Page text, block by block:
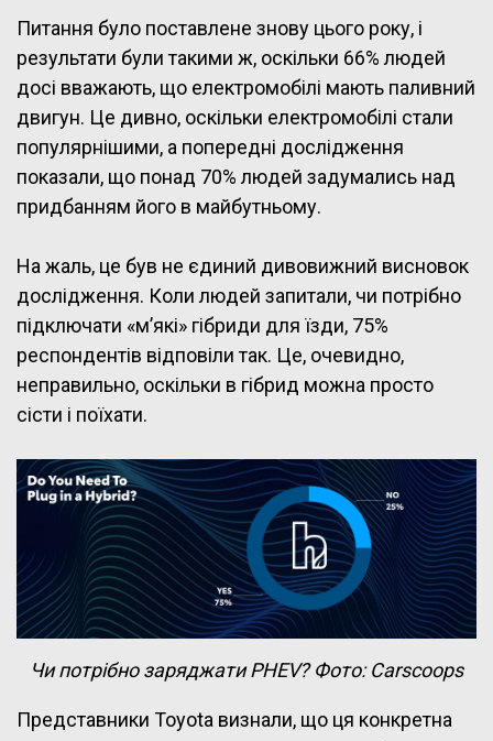
Питання було поставлене знову цього року, і
результати були такими ж, оскільки 66% людей
досі вважають, що електромобілі мають паливний
двигун. Це дивно, оскільки електромобілі стали
популярнішими, а попередні дослідження
показали, що понад 70% людей задумались над
придбанням його в майбутньому.
На жаль, це був не єдиний дивовижний висновок
дослідження. Коли людей запитали, чи потрібно
підключати «м’які» гібриди для їзди, 75%
респондентів відповіли так. Це, очевидно,
неправильно, оскільки в гібрид можна просто
сісти і поїхати.
Чи потрібно заряджати PHEV? Фото: Carscoops
Представники Toyota визнали, що ця конкретна